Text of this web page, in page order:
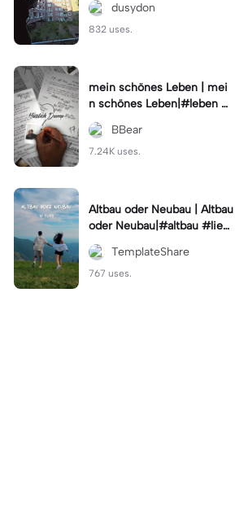
dusydon
832 uses.
mein schönes Leben | mei
n schönes Leben|#leben #
selfie #phostat
BBear
7.24K uses.
Altbau oder Neubau | Altbau
oder Neubau|#altbau #lieb
e #lifestyle
TemplateShare
767 uses.